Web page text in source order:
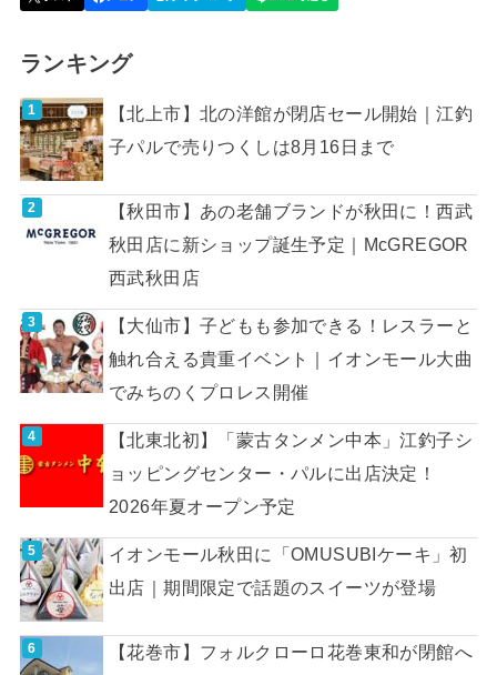
ランキング
【北上市】北の洋館が閉店セール開始｜江釣
子パルで売りつくしは8月16日まで
【秋田市】あの老舗ブランドが秋田に！西武
秋田店に新ショップ誕生予定｜McGREGOR
西武秋田店
【大仙市】子どもも参加できる！レスラーと
触れ合える貴重イベント｜イオンモール大曲
でみちのくプロレス開催
【北東北初】「蒙古タンメン中本」江釣子シ
ョッピングセンター・パルに出店決定！
2026年夏オープン予定
イオンモール秋田に「OMUSUBIケーキ」初
出店｜期間限定で話題のスイーツが登場
【花巻市】フォルクローロ花巻東和が閉館へ